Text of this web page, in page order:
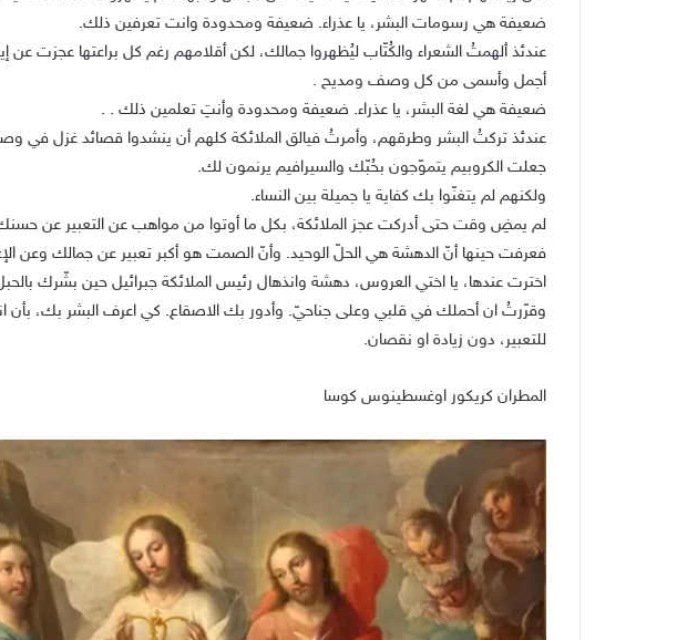
ضعيفة هي رسومات البشر، يا عذراء. ضعيفة ومحدودة وانت تعرفين ذلك.
عندئذ ألهمتُ الشعراء والكُتّاب ليُظهروا جمالك، لكن أقلامهم رغم كل براعتها عجزت
أجمل وأسمى من كل وصف ومديح .
ضعيفة هي لغة البشر، يا عذراء. ضعيفة ومحدودة وأنتِ تعلمين ذلك . .
عندئذ تركتُ البشر وطرقهم، وأمرتُ فيالق الملائكة كلهم أن ينشدوا قصائد غزل في
جعلت الكروبيم يتموّجون بحُبّك والسيرافيم يرنمون لك.
ولكنهم لم يتغنّوا بك كفاية يا جميلة بين النساء.
لم يمضِ وقت حتى أدركت عجز الملائكة، بكل ما أوتوا من مواهب عن التعبير عن
فعرفت حينها أنّ الدهشة هي الحلّ الوحيد. وأنّ الصمت هو أكبر تعبير عن جمالك وعن
اخترت عندها، يا اختي العروس، دهشة وانذهال رئيس الملائكة جبرائيل حين بشّرك
وقرّرتُ ان أحملك في قلبي وعلى جناحيّ. وأدور بك الاصقاع. كي اعرف البشر بك،
للتعبير، دون زيادة او نقصان.
المطران كريكور اوغسطينوس كوسا